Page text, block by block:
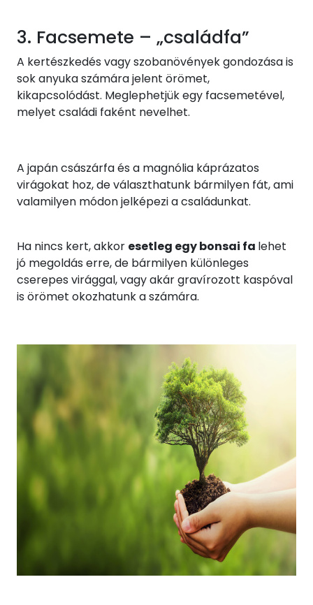
3. Facsemete – „családfa”
A kertészkedés vagy szobanövények gondozása is
sok anyuka számára jelent örömet,
kikapcsolódást. Meglephetjük egy facsemetével,
melyet családi faként nevelhet.
A japán császárfa és a magnólia káprázatos
virágokat hoz, de választhatunk bármilyen fát, ami
valamilyen módon jelképezi a családunkat.
Ha nincs kert, akkor esetleg egy bonsai fa lehet
jó megoldás erre, de bármilyen különleges
cserepes virággal, vagy akár gravírozott kaspóval
is örömet okozhatunk a számára.